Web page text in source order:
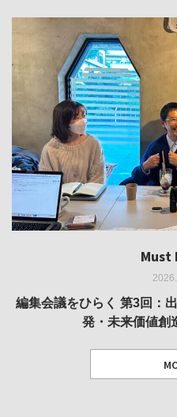
Must
編集会議をひらく 第3回：
発・未来価値
Must
REVIEW｜果たして美術家
作家」となる
Must
REPORT｜
Must
REVIEW｜菊池聡太
Must
REVIEW｜生の存在証明と